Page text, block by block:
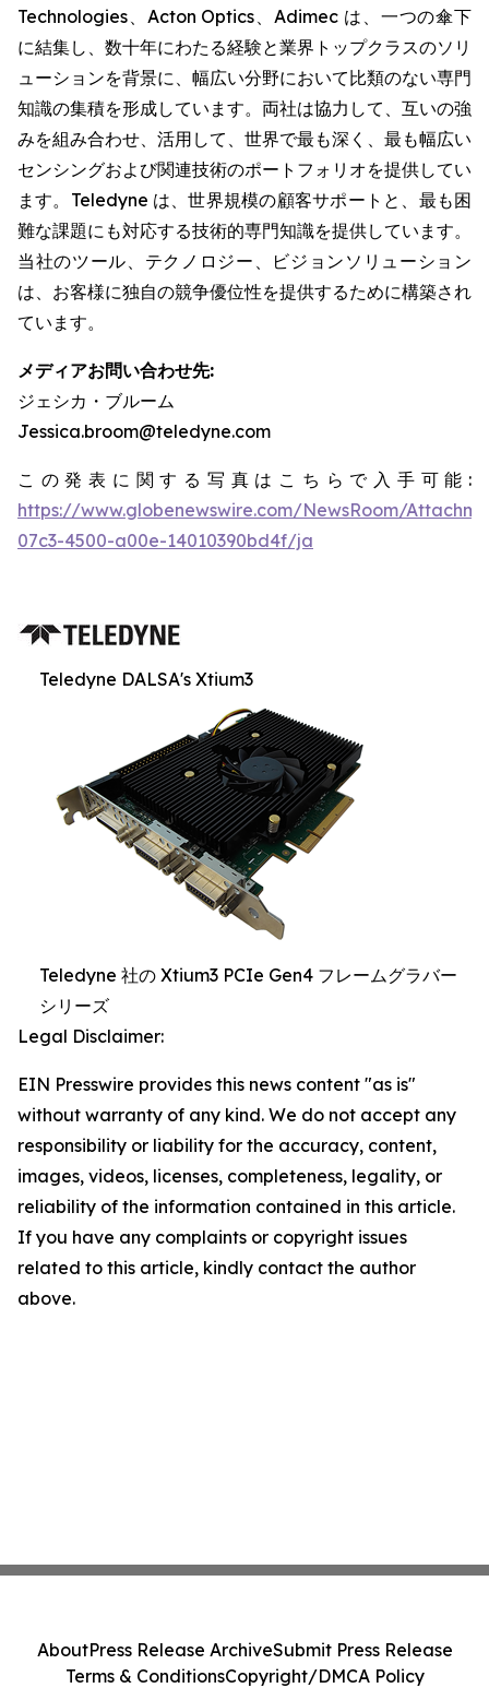
Technologies、Acton Optics、Adimec は、一つの傘下
に結集し、数十年にわたる経験と業界トップクラスのソリ
ューションを背景に、幅広い分野において比類のない専門
知識の集積を形成しています。両社は協力して、互いの強
みを組み合わせ、活用して、世界で最も深く、最も幅広い
センシングおよび関連技術のポートフォリオを提供してい
ます。Teledyne は、世界規模の顧客サポートと、最も困
難な課題にも対応する技術的専門知識を提供しています。
当社のツール、テクノロジー、ビジョンソリューション
は、お客様に独自の競争優位性を提供するために構築され
ています。
メディアお問い合わせ先:
ジェシカ・ブルーム
Jessica.broom@teledyne.com
この発表に関する写真はこちらで入手可能:
https://www.globenewswire.com/NewsRoom/
07c3-4500-a00e-14010390bd4f/ja
Teledyne DALSA's Xtium3
Teledyne 社の Xtium3 PCIe Gen4 フレームグラバー
シリーズ
Legal Disclaimer:
EIN Presswire provides this news content "as is"
without warranty of any kind. We do not accept any
responsibility or liability for the accuracy, content,
images, videos, licenses, completeness, legality, or
reliability of the information contained in this article.
If you have any complaints or copyright issues
related to this article, kindly contact the author
above.
AboutPress Release ArchiveSubmit Press Release
Terms & ConditionsCopyright/DMCA Policy